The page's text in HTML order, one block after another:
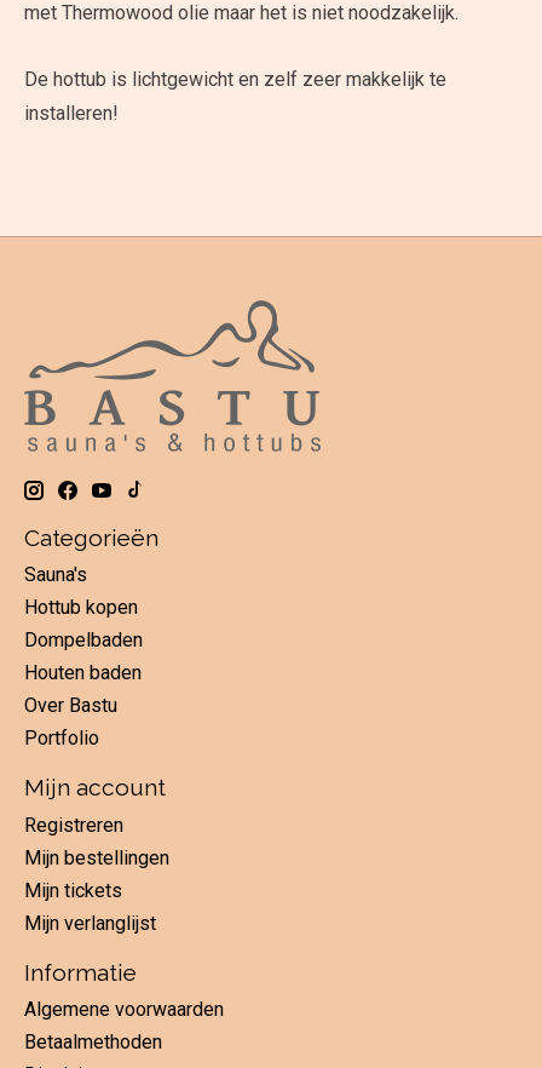
met Thermowood olie maar het is niet noodzakelijk.
De hottub is lichtgewicht en zelf zeer makkelijk te
installeren!
Categorieën
Sauna's
Hottub kopen
Dompelbaden
Houten baden
Over Bastu
Portfolio
Mijn account
Registreren
Mijn bestellingen
Mijn tickets
Mijn verlanglijst
Informatie
Algemene voorwaarden
Betaalmethoden